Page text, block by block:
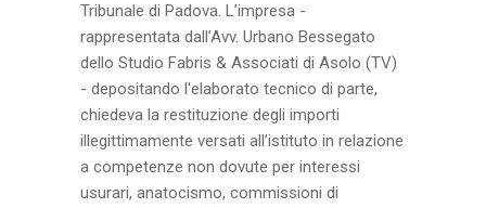
Tribunale di Padova. L’impresa -
rappresentata dall’Avv. Urbano Bessegato
dello Studio Fabris & Associati di Asolo (TV)
- depositando l'elaborato tecnico di parte,
chiedeva la restituzione degli importi
illegittimamente versati all’istituto in relazione
a competenze non dovute per interessi
usurari, anatocismo, commissioni di